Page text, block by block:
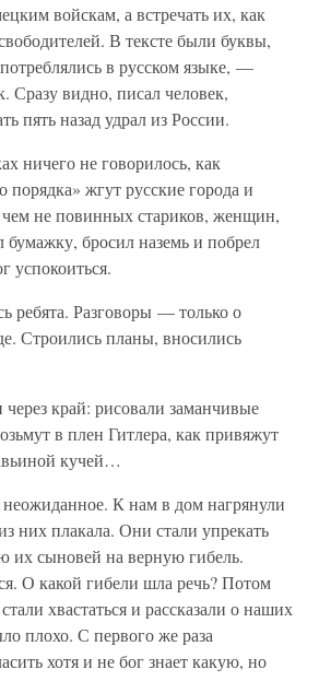
войскам, а встречать их, как
В тексте были буквы,
в русском языке, —
Сразу видно, писал человек,
пять назад удрал из России.
ничего не говорилось, как
порядка» жгут русские города и
не повинных стариков, женщин,
бумажку, бросил наземь и побрел
успокоиться.
ребята. Разговоры — только о
Строились планы, вносились
край: рисовали заманчивые
в плен Гитлера, как привяжут
кучей…
К нам в дом нагрянули
них плакала. Они стали упрекать
их сыновей на верную гибель.
О какой гибели шла речь? Потом
хвастаться и рассказали о наших
плохо. С первого же раза
хотя и не бог знает какую, но